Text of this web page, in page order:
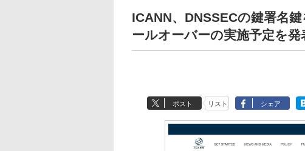
ICANN、DNSSECの鍵署名
ールオーバーの実施予定を発
ポスト リスト シェア